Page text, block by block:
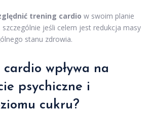
trening cardio w swoim planie
jeśli celem jest redukcja masy
stanu zdrowia.
wpływa na
psychiczne i
cukru?